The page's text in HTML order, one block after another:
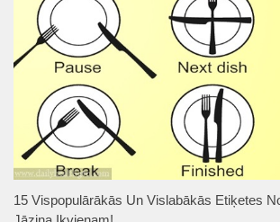
15 Vispopulārākās Un Vislabākās Etiķetes